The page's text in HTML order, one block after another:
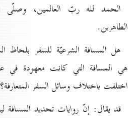
الحمد لله ربّ العالمين، وصلّى
الطاهرين.
هل المسافة الشرعيّة للسفر بلحاظ
هي المسافة التي كانت معهودة في
اختلفت باختلاف وسائل السفر المتعارفة؟
قد يقال: إنّ روايات تحديد